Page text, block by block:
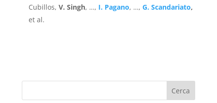
Cubillos, V. Singh, …, I. Pagano, …, G. Scandariato,
et al.